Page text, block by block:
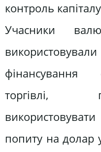
контроль
Учасники
фінансування
торгівлі,
попиту на долар